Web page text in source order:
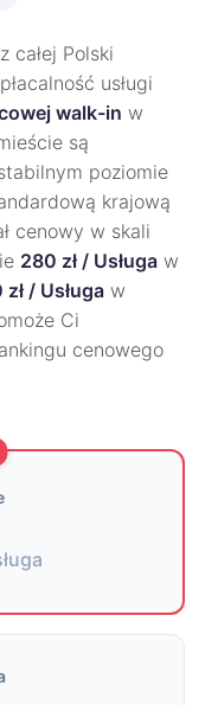
całej Polski
usługi
walk-in w
są
poziomie
krajową
cenowy w skali
280 zł / Usługa w
/ Usługa w
Ci
cenowego